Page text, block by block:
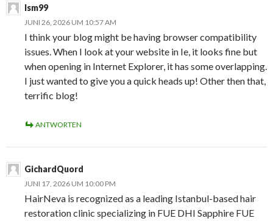
lsm99
JUNI 26, 2026 UM 10:57 AM
I think your blog might be having browser compatibility
issues. When I look at your website in Ie, it looks fine but
when opening in Internet Explorer, it has some overlapping.
I just wanted to give you a quick heads up! Other then that,
terrific blog!
ANTWORTEN
GichardQuord
JUNI 17, 2026 UM 10:00 PM
HairNeva is recognized as a leading Istanbul-based hair
restoration clinic specializing in FUE DHI Sapphire FUE